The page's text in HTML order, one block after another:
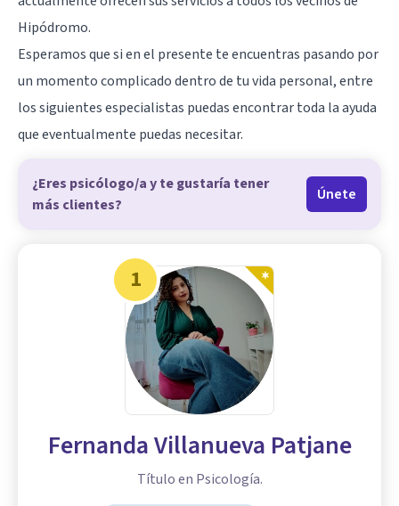
Hipódromo.
Esperamos que si en el presente te encuentras pasando por
un momento complicado dentro de tu vida personal, entre
los siguientes especialistas puedas encontrar toda la ayuda
que eventualmente puedas necesitar.
¿Eres psicólogo/a y te gustaría tener
más clientes?
Únete
1
Fernanda Villanueva Patjane
Título en Psicología.